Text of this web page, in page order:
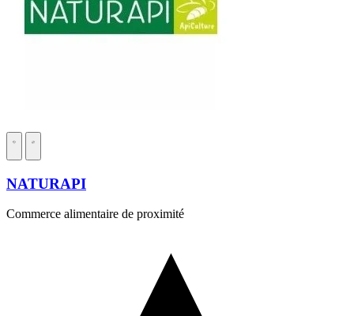
NATURAPI
Commerce alimentaire de proximité